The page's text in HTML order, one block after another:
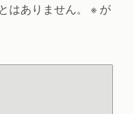
ありません。 ※ が